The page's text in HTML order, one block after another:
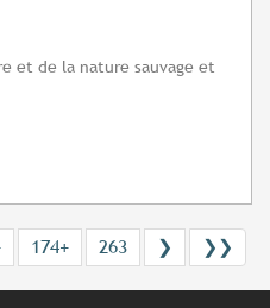
et de la nature sauvage et
174+ 263 ❯ ❯❯